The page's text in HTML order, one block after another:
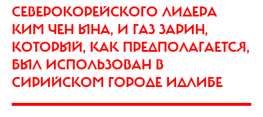
СЕВЕРОКОРЕЙСКОГО ЛИДЕРА
КИМ ЧЕН ЫНА, И ГАЗ ЗАРИН,
КОТОРЫЙ, КАК ПРЕДПОЛАГАЕТСЯ,
БЫЛ ИСПОЛЬЗОВАН В
СИРИЙСКОМ ГОРОДЕ ИДЛИБЕ